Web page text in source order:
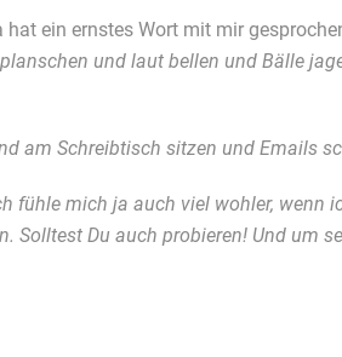
ein ernstes Wort mit mir
und laut bellen und Bälle
am Schreibtisch sitzen und Emails
fühle mich ja auch viel wohler, wenn
Solltest Du auch probieren! Und um